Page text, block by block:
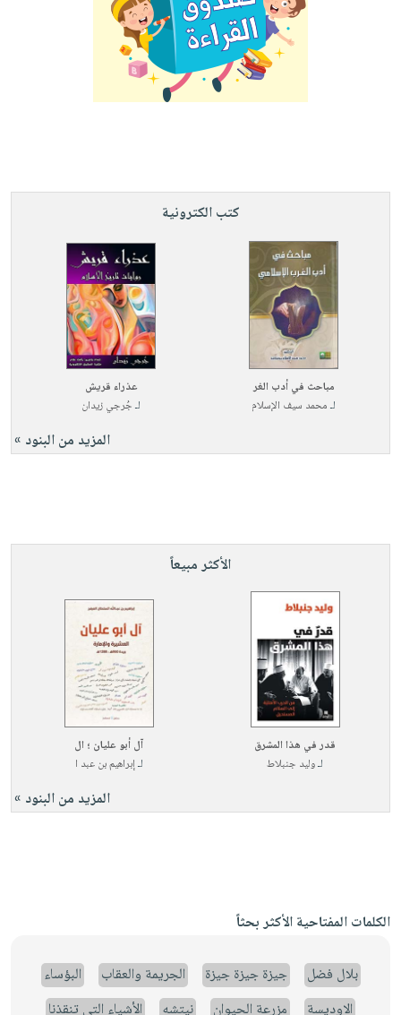
كتب الكترونية
مباحث في أدب الغر
لـمحمد سيف الإسلام
عذراء قريش
لـجُرجي زيدان
المزيد من البنود »
الأكثر مبيعاً
قدر في هذا المشرق
لـوليد جنبلاط
آل أبو عليان ؛ ال
لـإبراهيم بن عبد ا
المزيد من البنود »
الكلمات المفتاحية الأكثر بحثاً
بلال فضل جيزة جيزة جيزة الجريمة والعقاب
البؤساء
الاوديسة
مزرعة الحيوان نيتشه الأشياء التي تنقذنا